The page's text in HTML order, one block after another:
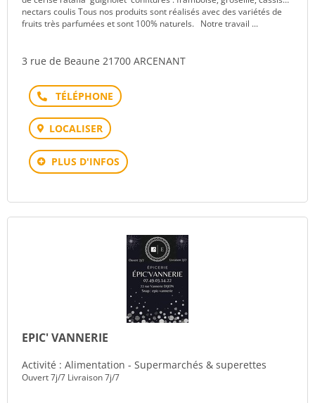
nectars coulis Tous nos produits sont réalisés avec des variétés de
fruits très parfumées et sont 100% naturels. Notre travail ...
3 rue de Beaune 21700 ARCENANT
Téléphone
LOCALISER
PLUS D'INFOS
EPIC' VANNERIE
Activité : Alimentation - Supermarchés & superettes
Ouvert 7j/7 Livraison 7j/7